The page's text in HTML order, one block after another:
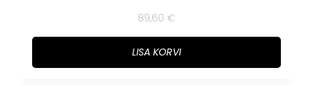
89,60 €
LISA KORVI